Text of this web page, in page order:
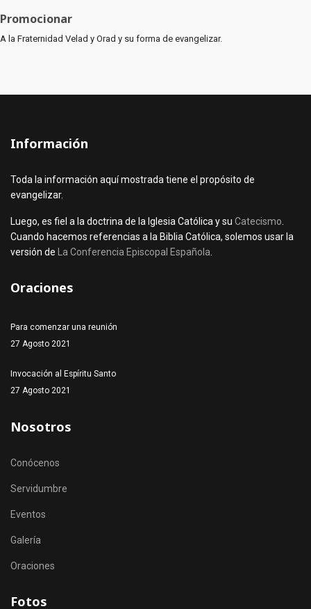
Promocionar
A la Fraternidad Velad y Orad y su forma de evangelizar.
Información
Toda la información aquí mostrada tiene el propósito de
evangelizar.
Luego, es fiel a la doctrina de la Iglesia Católica y su Catecismo
Cuando hacemos referencias a la Biblia Católica, solemos usar la
versión de
La Conferencia Episcopal Española
Oraciones
Para comenzar una reunión
27 Agosto 2021
Invocación al Espíritu Santo
27 Agosto 2021
Nosotros
Conócenos
Servidumbre
Eventos
Galería
Oraciones
Fotos